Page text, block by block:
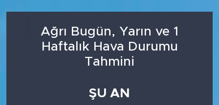
Ağrı Bugün, Yarın ve 1
Haftalık Hava Durumu
Tahmini
ŞU AN
Eskişehirspor
Süper Lig Puan Durumu ve Fikstür
Son Dakika Haberleri